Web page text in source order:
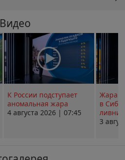
Видео
К России подступает
аномальная жара
4 августа 2026 | 07:45
Жара в
в
ливни
3